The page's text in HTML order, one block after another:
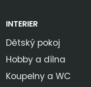
INTERIER
Dětský pokoj
Hobby a dílna
Koupelny a WC